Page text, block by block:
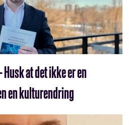
at det ikke er en
en kulturendring